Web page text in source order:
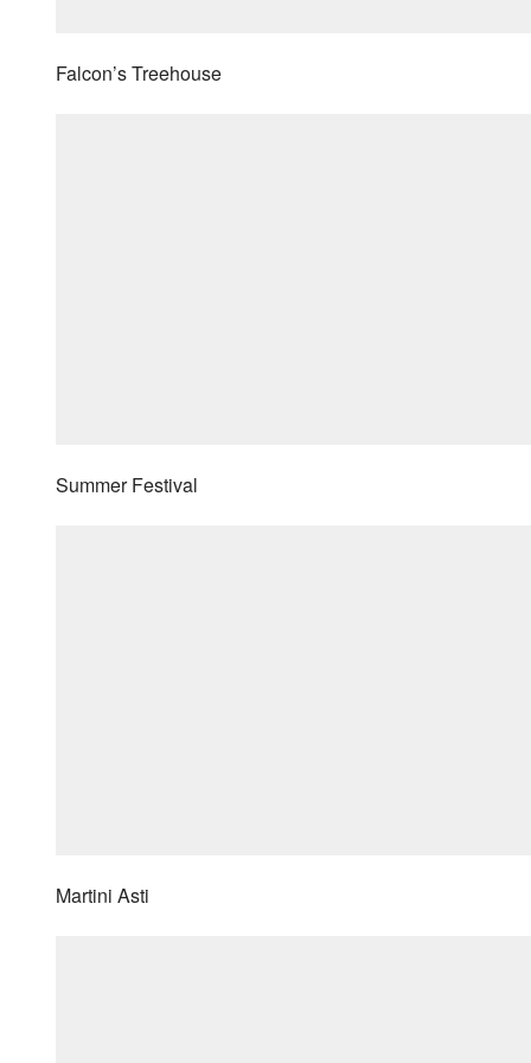
Falcon’s Treehouse
Summer Festival
Martini Asti